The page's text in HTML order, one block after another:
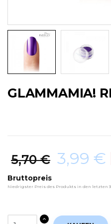
GLAMMAMIA!
5,70 € 3,99 €
Bruttopreis
Niedrigster Preis des Produkts in den letzten